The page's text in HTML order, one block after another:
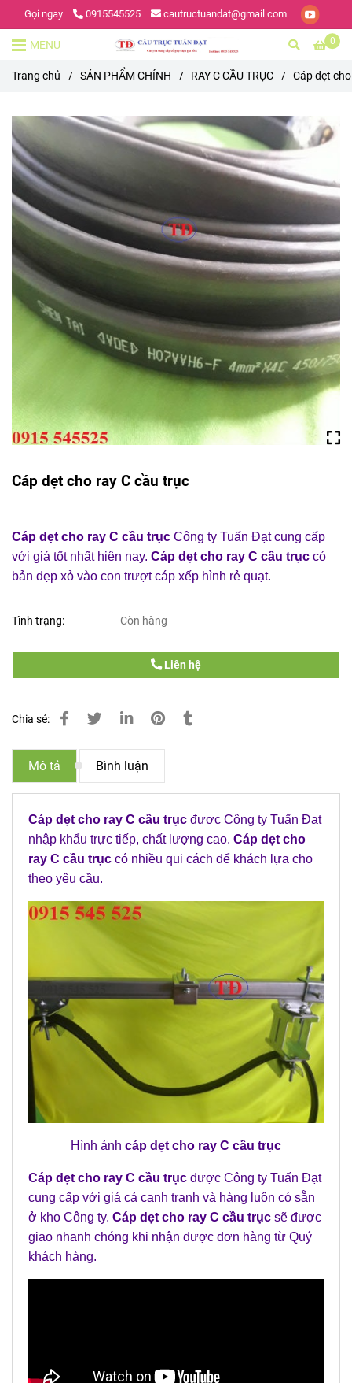
Gọi ngay 0915545525 cautructuandat@gmail.com
0
MENU
Trang chủ / SẢN PHẨM CHÍNH / RAY C CẦU TRỤC / Cáp dẹt
Cáp dẹt cho ray C cầu trục
Cáp dẹt cho ray C cầu trục Công ty Tuấn Đạt cung cấp
với giá tốt nhất hiện nay. Cáp dẹt cho ray C cầu trục có
bản dẹp xỏ vào con trượt cáp xếp hình rẻ quạt.
Tình trạng: Còn hàng
Liên hệ
Chia sẻ:
Mô tả Bình luận
Cáp dẹt cho ray C cầu trục được Công ty Tuấn Đạt
nhập khẩu trực tiếp, chất lượng cao. Cáp dẹt cho
ray C cầu trục có nhiều qui cách để khách lựa cho
theo yêu cầu.
Hình ảnh cáp dẹt cho ray C cầu trục
Cáp dẹt cho ray C cầu trục được Công ty Tuấn Đạt
cung cấp với giá cả cạnh tranh và hàng luôn có sẵn
ở kho Công ty. Cáp dẹt cho ray C cầu trục sẽ được
giao nhanh chóng khi nhận được đơn hàng từ Quý
khách hàng.